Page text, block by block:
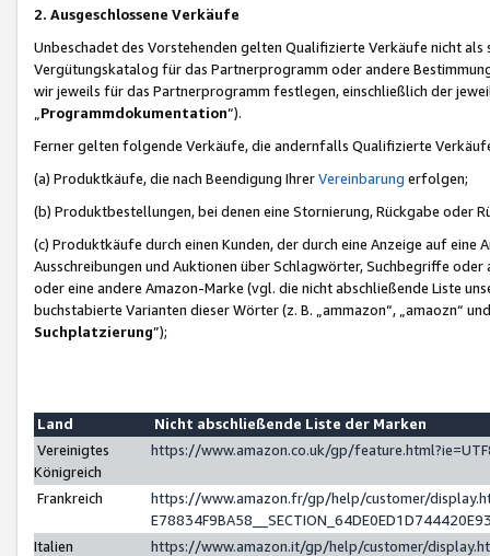
2. Ausgeschlossene Verkäufe
Unbeschadet des Vorstehenden gelten Qualifizierte Verkäufe nicht
Vergütungskatalog für das Partnerprogramm oder andere
wir jeweils für das Partnerprogramm festlegen, einschließlich der
Programmdokumentation“).
Ferner gelten folgende Verkäufe, die andernfalls Qualifizierte
(a) Produktkäufe, die nach Beendigung IhrerVereinbarung erfolgen;
(b) Produktbestellungen, bei denen eine Stornierung, Rückgabe oder
(c) Produktkäufe durch einen Kunden, der durch eine Anzeige auf
Ausschreibungen und Auktionen über Schlagwörter, Suchbegriffe
oder eine andere Amazon-Marke (vgl. die nicht abschließende Liste
buchstabierte Varianten dieser Wörter (z. B. „ammazon“, „amaozn“
Suchplatzierung”);
Land
Nicht abschließende Liste der Marken
Vereinigtes
Königreich
https://www.amazon.co.uk/gp/
Frankreich
https://www.amazon.fr/gp/help/customer/
Italien
https://www.amazon.it/gp/help/customer/